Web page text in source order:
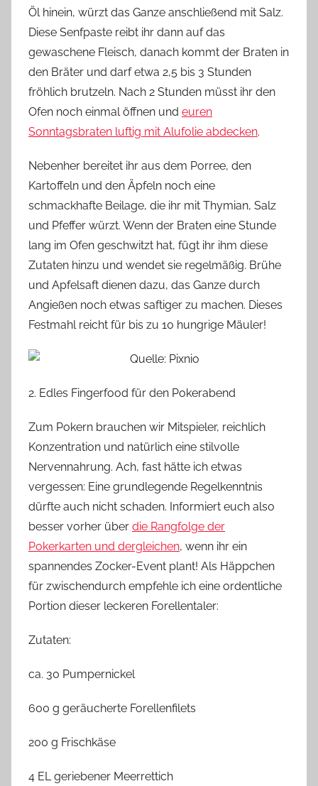
Öl hinein, würzt das Ganze anschließend mit Salz.
Diese Senfpaste reibt ihr dann auf das
gewaschene Fleisch, danach kommt der Braten in
den Bräter und darf etwa 2,5 bis 3 Stunden
fröhlich brutzeln. Nach 2 Stunden müsst ihr den
Ofen noch einmal öffnen und euren
Sonntagsbraten luftig mit Alufolie abdecken.
Nebenher bereitet ihr aus dem Porree, den
Kartoffeln und den Äpfeln noch eine
schmackhafte Beilage, die ihr mit Thymian, Salz
und Pfeffer würzt. Wenn der Braten eine Stunde
lang im Ofen geschwitzt hat, fügt ihr ihm diese
Zutaten hinzu und wendet sie regelmäßig. Brühe
und Apfelsaft dienen dazu, das Ganze durch
Angießen noch etwas saftiger zu machen. Dieses
Festmahl reicht für bis zu 10 hungrige Mäuler!
2. Edles Fingerfood für den Pokerabend
Zum Pokern brauchen wir Mitspieler, reichlich
Konzentration und natürlich eine stilvolle
Nervennahrung. Ach, fast hätte ich etwas
vergessen: Eine grundlegende Regelkenntnis
dürfte auch nicht schaden. Informiert euch also
besser vorher über die Rangfolge der
Pokerkarten und dergleichen, wenn ihr ein
spannendes Zocker-Event plant! Als Häppchen
für zwischendurch empfehle ich eine ordentliche
Portion dieser leckeren Forellentaler:
Zutaten:
ca. 30 Pumpernickel
600 g geräucherte Forellenfilets
200 g Frischkäse
4 EL geriebener Meerrettich